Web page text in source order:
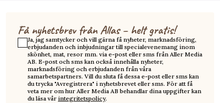
Få nyhetsbrev från Allas – helt gratis!
Ja, jag samtycker och vill gärna få nyheter, marknadsföring,
erbjudanden och inbjudningar till specialevenemang inom
skönhet, mat, resor mm. via e-post eller sms från Aller Media
AB. E-post och sms kan också innehålla nyheter,
marknadsföring och erbjudanden från våra
samarbetspartners. Vill du sluta få dessa e-post eller sms kan
du trycka "Avregistrera" i nyhetsbrevet eller sms. För att få
veta mer om hur Aller Media AB behandlar dina uppgifter kan
du läsa vår integritetspolicy.